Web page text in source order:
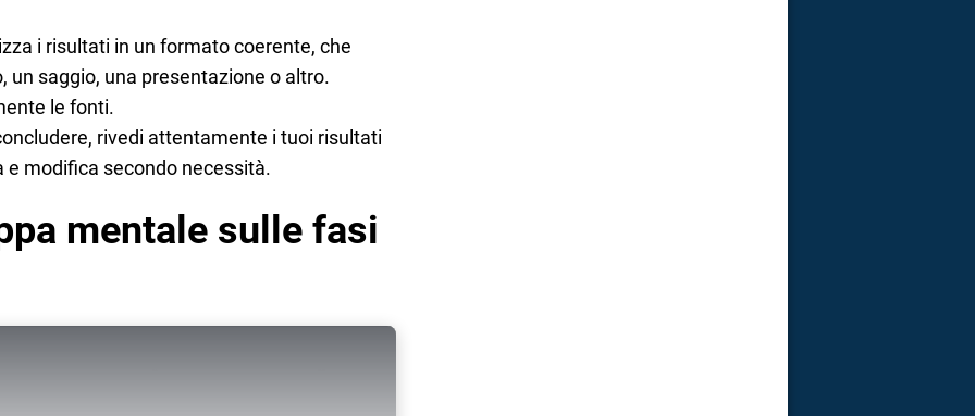
i risultati in un formato coerente, che
un saggio, una presentazione o altro.
le fonti.
rivedi attentamente i tuoi risultati
e modifica secondo necessità.
mentale sulle fasi